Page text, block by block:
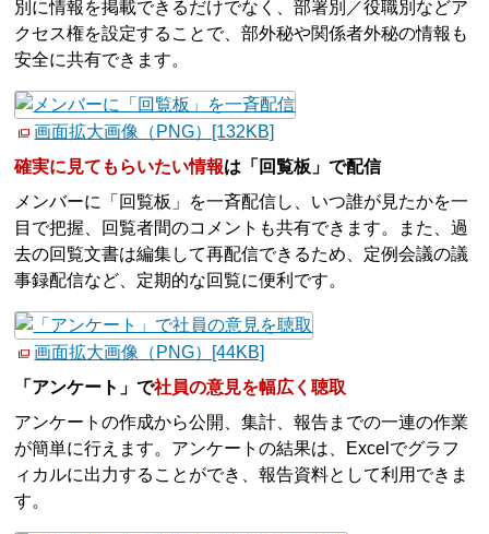
別に情報を掲載できるだけでなく、部署別／役職別などア
クセス権を設定することで、部外秘や関係者外秘の情報も
安全に共有できます。
画面拡大画像（PNG）[132KB]
確実に見てもらいたい情報は「回覧板」で配信
メンバーに「回覧板」を一斉配信し、いつ誰が見たかを一
目で把握、回覧者間のコメントも共有できます。また、過
去の回覧文書は編集して再配信できるため、定例会議の議
事録配信など、定期的な回覧に便利です。
画面拡大画像（PNG）[44KB]
「アンケート」で社員の意見を幅広く聴取
アンケートの作成から公開、集計、報告までの一連の作業
が簡単に行えます。アンケートの結果は、Excelでグラフ
ィカルに出力することができ、報告資料として利用できま
す。